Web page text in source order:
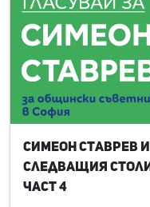
Симеон Ставрев
следващия
част 4